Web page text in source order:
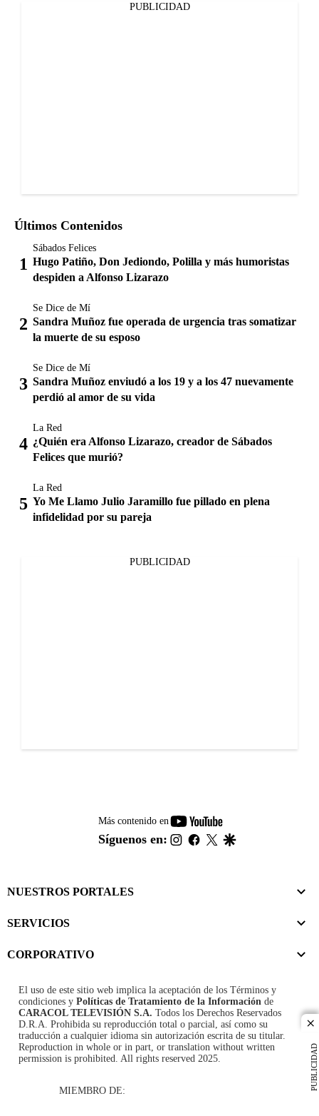
PUBLICIDAD
PUBLICIDAD
Últimos Contenidos
Sábados Felices
Hugo Patiño, Don Jediondo, Polilla y más humoristas
despiden a Alfonso Lizarazo
Se Dice de Mí
Sandra Muñoz fue operada de urgencia tras somatizar
la muerte de su esposo
Se Dice de Mí
Sandra Muñoz enviudó a los 19 y a los 47 nuevamente
perdió al amor de su vida
La Red
¿Quién era Alfonso Lizarazo, creador de Sábados
Felices que murió?
La Red
Yo Me Llamo Julio Jaramillo fue pillado en plena
infidelidad por su pareja
PUBLICIDAD
Más contenido en
youtube-
footer
Síguenos en: instagram
facebook
twitter
NUESTROS PORTALES
SERVICIOS
CORPORATIVO
El uso de este sitio web implica la aceptación de los Términos y
condiciones y Políticas de Tratamiento de la Información de
CARACOL TELEVISIÓN S.A. Todos los Derechos Reservados
D.R.A. Prohibida su reproducción total o parcial, así como su
traducción a cualquier idioma sin autorización escrita de su titular.
Reproduction in whole or in part, or translation without written
permission is prohibited. All rights reserved 2025.
MIEMBRO DE: